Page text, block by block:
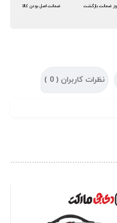
ضمانت اصل بودن کالا
نظرات کاربران ( 0
)